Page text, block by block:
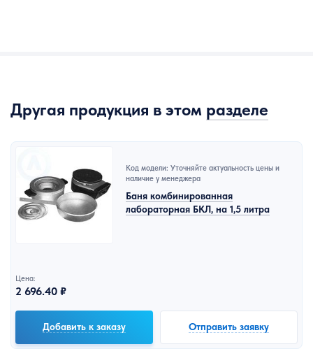
Другая продукция в этом разделе
Код модели: Уточняйте актуальность цены и
наличие у менеджера
Баня комбинированная
лабораторная БКЛ, на 1,5 литра
Цена:
2 696.40 ₽
Добавить к заказу Отправить заявку